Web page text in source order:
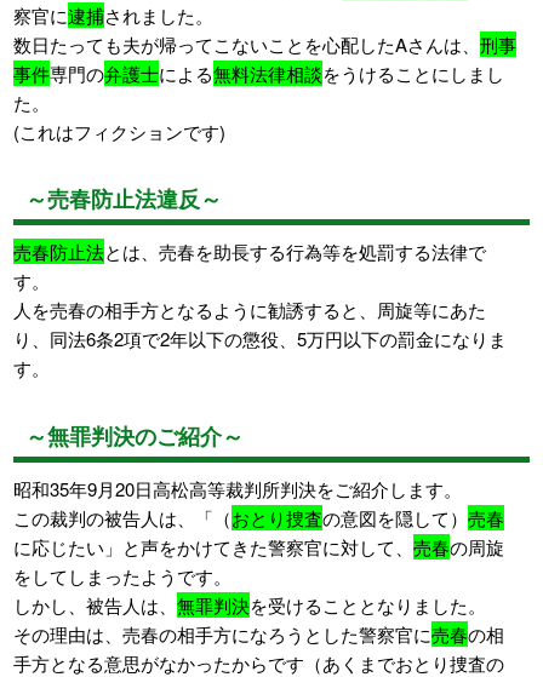
察官に逮捕されました。
数日たっても夫が帰ってこないことを心配したAさんは、刑事
事件専門の弁護士による無料法律相談をうけることにしまし
た。
(これはフィクションです)
～売春防止法違反～
売春防止法とは、売春を助長する行為等を処罰する法律で
す。
人を売春の相手方となるように勧誘すると、周旋等にあた
り、同法6条2項で2年以下の懲役、5万円以下の罰金になりま
す。
～無罪判決のご紹介～
昭和35年9月20日高松高等裁判所判決をご紹介します。
この裁判の被告人は、「（おとり捜査の意図を隠して）売春
に応じたい」と声をかけてきた警察官に対して、売春の周旋
をしてしまったようです。
しかし、被告人は、無罪判決を受けることとなりました。
その理由は、売春の相手方になろうとした警察官に売春の相
手方となる意思がなかったからです（あくまでおとり捜査の